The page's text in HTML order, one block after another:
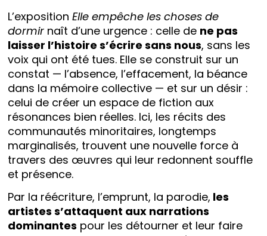
L’expositionElle empêche les choses de
dormir naît d’une urgence : celle de ne pas
laisser l’histoire s’écrire sans nous, sans les
voix qui ont été tues. Elle se construit sur un
constat — l’absence, l’effacement, la béance
dans la mémoire collective — et sur un désir :
celui de créer un espace de fiction aux
résonances bien réelles. Ici, les récits des
communautés minoritaires, longtemps
marginalisés, trouvent une nouvelle force à
travers des œuvres qui leur redonnent souffle
et présence.
Par la réécriture, l’emprunt, la parodie, les
artistes s’attaquent aux narrations
dominantes pour les détourner et leur faire